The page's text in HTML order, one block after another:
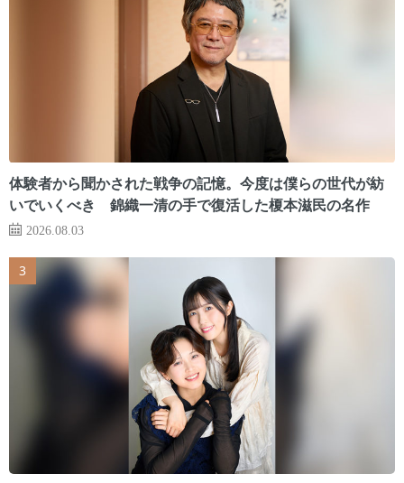
体験者から聞かされた戦争の記憶。今度は僕らの世代が紡
いでいくべき 錦織一清の手で復活した榎本滋民の名作
2026.08.03